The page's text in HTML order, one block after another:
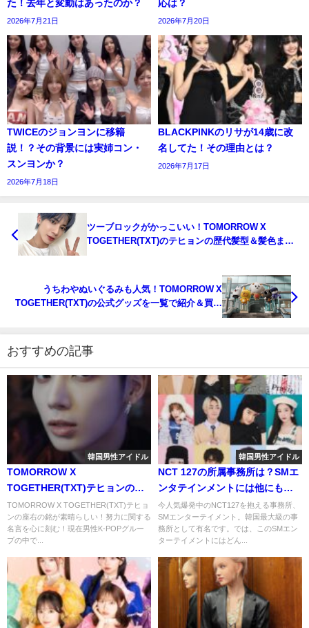
た！去年と変動はあったのか？
2026年7月21日
応は？
2026年7月20日
TWICEのジョンヨンに移籍
説！？その背景には実姉コン・
スンヨンか？
2026年7月18日
BLACKPINKのリサが14歳に改
名してた！その理由とは？
2026年7月17日
ツーブロックがかっこいい！TOMORROW X
TOGETHER(TXT)のテヒョンの歴代髪型＆髪色まと
うちわやぬいぐるみも人気！TOMORROW X
TOGETHER(TXT)の公式グッズを一覧で紹介＆買い
おすすめの記事
韓国男性アイドル
TOMORROW X
TOGETHER(TXT)テヒョンの座
右の銘が素晴らしい！努力に関
する名言を心に刻む！
TOMORROW X TOGETHER(TXT)テヒョ
ンの座右の銘が素晴らしい！努力に関する
名言を心に刻む！現在男性K-POPグルー
プの中で...
韓国男性アイドル
NCT 127の所属事務所は？SMエ
ンタテインメントには他にも有
名アーティストがいる！？
今人気爆発中のNCT127を抱える事務所、
SMエンターテイメント。韓国最大級の事
務所として有名です。では、このSMエン
ターテイメントにはどん...